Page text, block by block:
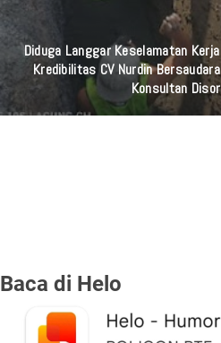
Diduga Langgar Keselamatan
Kredibilitas CV Nurdin
Konsultan
Baca di Helo